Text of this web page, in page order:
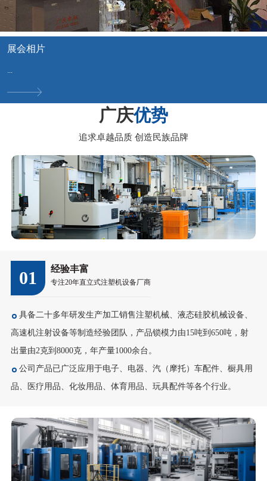
展会相片
广庆优势
追求卓越品质 创造民族品牌
01 经验丰富
专注20年直立式注塑机设备厂商
具备二十多年研发生产加工销售注塑机械、液态硅胶机械设备、
高速机注射设备等制造经验团队，产品锁模力由15吨到650吨，射
出量由2克到8000克，年产量1000余台。
公司产品已广泛应用于电子、电器、汽（摩托）车配件、橱具用
品、医疗用品、化妆用品、体育用品、玩具配件等各个行业。